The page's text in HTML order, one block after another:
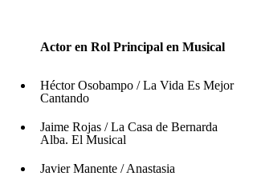
Actor en Rol Principal en Musical
Héctor Osobampo / La Vida Es Mejor
Cantando
Jaime Rojas / La Casa de Bernarda
Alba. El Musical
Javier Manente / Anastasia